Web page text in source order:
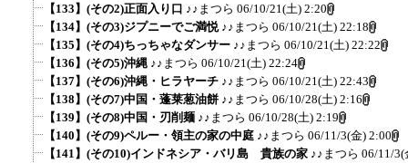
【133】(その2)正面入り口 ♪♪まつら 06/10/21(土) 2:20
【134】(その3)ジプニーでご満悦 ♪♪まつら 06/10/21(土) 22:18
【135】(その4)ちっちゃなダンサー ♪♪まつら 06/10/21(土) 22:22
【136】(その5)沖縄 ♪♪まつら 06/10/21(土) 22:24
【137】(その6)沖縄・ヒラヤーチ ♪♪まつら 06/10/21(土) 22:43
【138】(その7)中国・蓬莱葱油餅 ♪♪まつら 06/10/28(土) 2:16
【139】(その8)中国・刃削麺 ♪♪まつら 06/10/28(土) 2:19
【140】(その9)ペルー・領主の家の中庭 ♪♪まつら 06/11/3(金) 2:00
【141】(その10)インドネシア・バリ島 貴族の家 ♪♪まつら 06/11/3(